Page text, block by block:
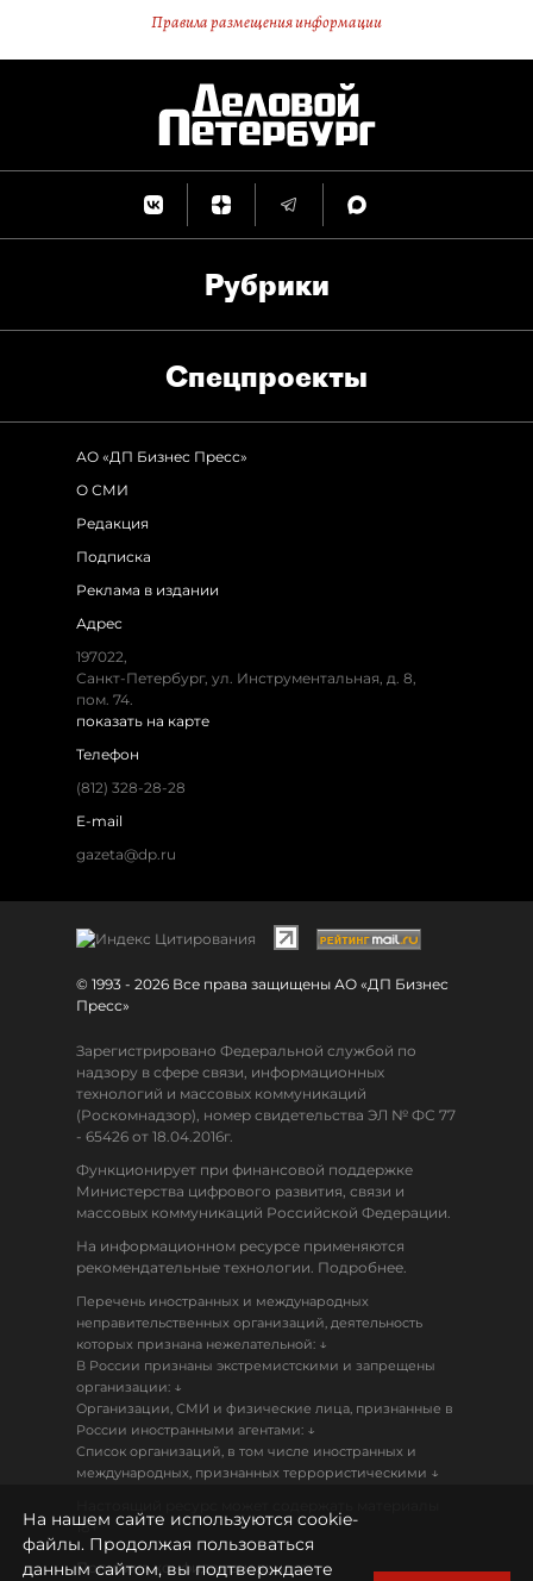
Правила размещения информации
Рубрики
Спец­проекты
АО «ДП Бизнес Пресс»
О СМИ
Редакция
Подписка
Реклама в издании
Адрес
197022,
Санкт-Петербург, ул. Инструментальная, д. 8,
пом. 74.
показать на карте
Телефон
(812) 328-28-28
E-mail
gazeta@dp.ru
© 1993 - 2026 Все права защищены АО «ДП Бизнес
Пресс»
Зарегистрировано Федеральной службой по
надзору в сфере связи, информационных
технологий и массовых коммуникаций
(Роскомнадзор), номер свидетельства ЭЛ № ФС 77
- 65426 от 18.04.2016г.
Функционирует при финансовой поддержке
Министерства цифрового развития, связи и
массовых коммуникаций Российской Федерации.
На информационном ресурсе применяются
рекомендательные технологии. Подробнее.
Перечень иностранных и международных
неправительственных организаций, деятельность
которых признана нежелательной: ↓
В России признаны экстремистскими и запрещены
организации: ↓
Организации, СМИ и физические лица, признанные в
России иностранными агентами: ↓
Список организаций, в том числе иностранных и
международных, признанных террористическими ↓
18+
Политика конфиденциальности
На нашем сайте используются cookie-
файлы. Продолжая пользоваться
данным сайтом, вы подтверждаете